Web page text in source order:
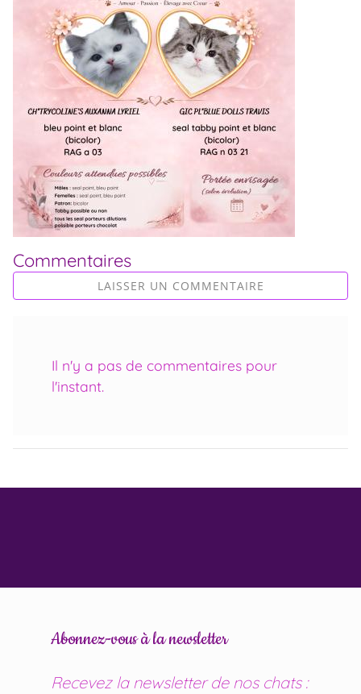
Commentaires
LAISSER UN COMMENTAIRE
Il n'y a pas de commentaires pour
l'instant.
Abonnez-vous à la newsletter
Recevez la newsletter de nos chats :